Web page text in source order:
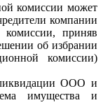
комиссии может
компании
комиссии, приняв
об избрании
комиссии)
ООО и
имущества и